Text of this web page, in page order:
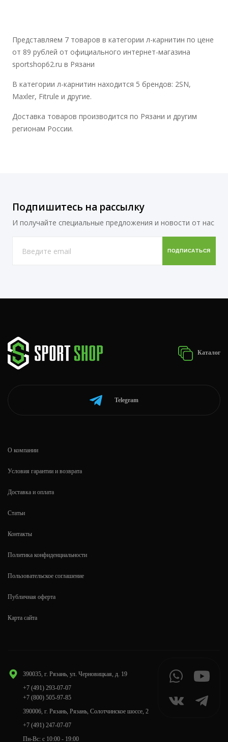
Представляем 7 товаров в категории л-карнитин по цене
от 89 рублей от официального интернет-магазина
sportshop62.ru в Рязани
В категории л-карнитин находится 5 брендов: 2SN,
Maxler, Fitrule и другие.
Доставка товаров производится по Рязани и другим
регионам России.
Подпишитесь на рассылку
И получайте специальные предложения и новости от нас
Каталог
Telegram
390035, г. Рязань, ул. Черновицкая, д. 19
+7 (491) 293-07-07
+7 (800) 505-97-85
390006, г. Рязань, Рязань, Солотчинское шоссе, 2
+7 (491) 247-07-07
Пн-Вс: с 10:00 - 19:00
О компании
Условия гарантии и возврата
Доставка и оплата
Статьи
Контакты
Политика конфиденциальности
Пользовательское соглашение
Публичная оферта
Карта сайта